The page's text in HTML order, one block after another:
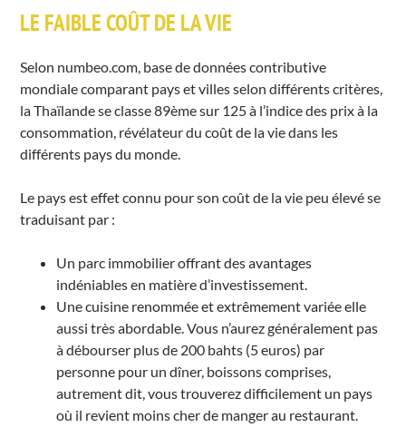
LE FAIBLE COÛT DE LA VIE
Selon numbeo.com, base de données contributive
mondiale comparant pays et villes selon différents critères,
la Thaïlande se classe 89ème sur 125 à l’indice des prix à la
consommation, révélateur du coût de la vie dans les
différents pays du monde.
Le pays est effet connu pour son coût de la vie peu élevé se
traduisant par :
Un parc immobilier offrant des avantages
indéniables en matière d’investissement.
Une cuisine renommée et extrêmement variée elle
aussi très abordable. Vous n’aurez généralement pas
à débourser plus de 200 bahts (5 euros) par
personne pour un dîner, boissons comprises,
autrement dit, vous trouverez difficilement un pays
où il revient moins cher de manger au restaurant.